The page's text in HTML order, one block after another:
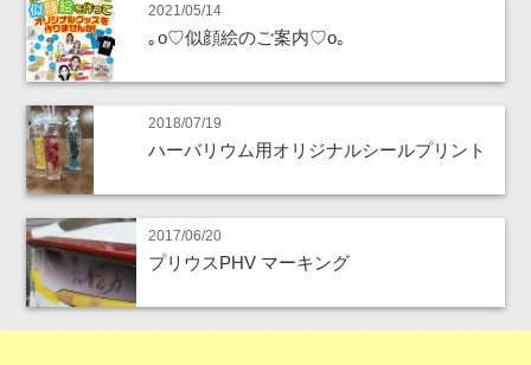
2021/05/14
｡o♡似顔絵のご案内♡o｡
2018/07/19
ハーバリウム用オリジナルシールプリント
2017/06/20
プリウスPHV マーキング